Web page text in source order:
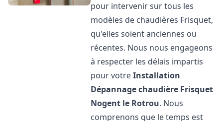
pour intervenir sur tous les
modèles de chaudières Frisquet,
qu'elles soient anciennes ou
récentes. Nous nous engageons
à respecter les délais impartis
pour votreInstallation
Dépannage chaudière Frisquet
Nogent le Rotrou. Nous
comprenons que le temps est